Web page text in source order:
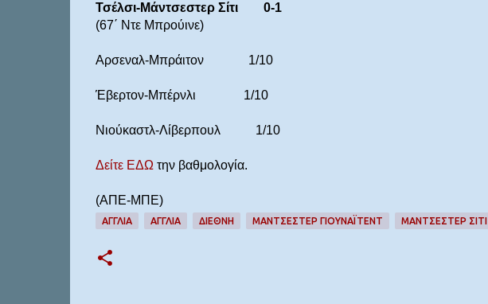
Τσέλσι-Μάντσεστερ Σίτι 0-1
(67΄ Ντε Μπρούινε)
Αρσεναλ-Μπράιτον 1/10
Έβερτον-Μπέρνλι 1/10
Νιούκαστλ-Λίβερπουλ 1/10
Δείτε ΕΔΩ την βαθμολογία.
(ΑΠΕ-ΜΠΕ)
ΑΓΓΛΙΑ ΑΓΓΛΊΑ ΔΙΕΘΝΉ ΜΑΝΤΣΕΣΤΕΡ ΓΙΟΥΝΑΪΤΕΝΤ ΜΑΝΤΣΕΣΤΕΡ ΣΙΤΙ